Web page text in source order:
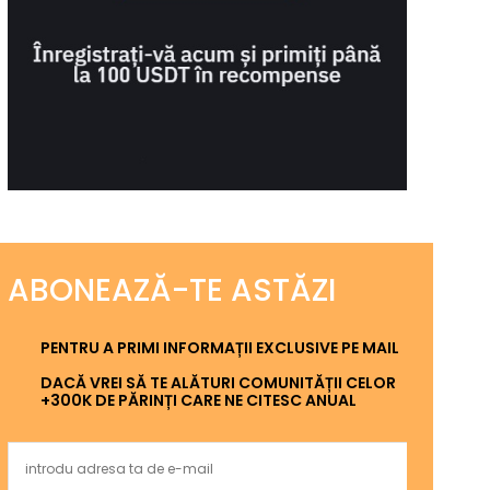
ABONEAZĂ-TE ASTĂZI
PENTRU A PRIMI INFORMAȚII EXCLUSIVE PE MAIL
DACĂ VREI SĂ TE ALĂTURI COMUNITĂȚII CELOR
+300K DE PĂRINȚI CARE NE CITESC ANUAL